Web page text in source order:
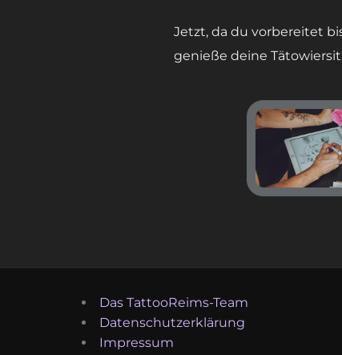
Jetzt, da du vorbereitet
genieße deine
Das TattooReims-Team
Datenschutzerklärung
Impressum